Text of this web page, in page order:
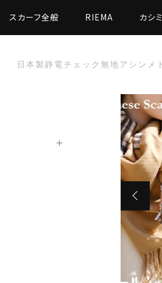
スカーフ全般 RIEMA カシ
日本製静電チェック無地アシン
日本製静電チェック無地アシンメト